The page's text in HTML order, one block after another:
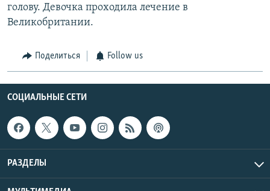
голову. Девочка проходила лечение в
Великобритании.
Поделиться Follow us
СОЦИАЛЬНЫЕ СЕТИ
РАЗДЕЛЫ